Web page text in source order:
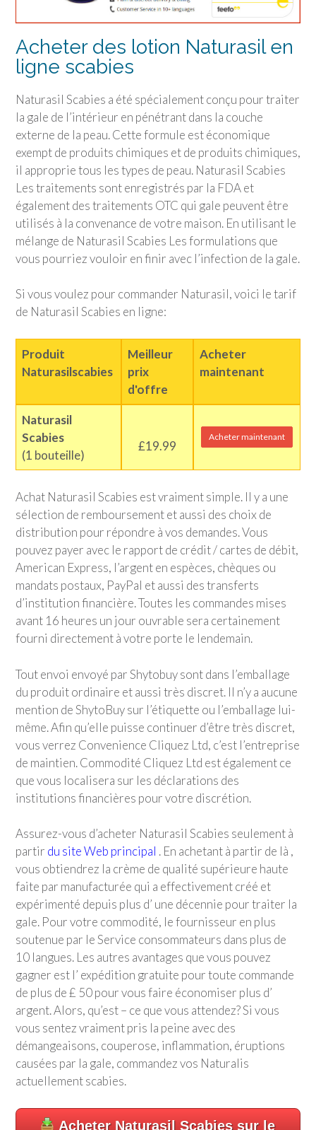
Acheter des lotion Naturasil en
ligne scabies
Naturasil Scabies a été spécialement conçu pour traiter
la gale de l’intérieur en pénétrant dans la couche
externe de la peau. Cette formule est économique
exempt de produits chimiques et de produits chimiques,
il approprie tous les types de peau. Naturasil Scabies
Les traitements sont enregistrés par la FDA et
également des traitements OTC qui gale peuvent être
utilisés à la convenance de votre maison. En utilisant le
mélange de Naturasil Scabies Les formulations que
vous pourriez vouloir en finir avec l’infection de la gale.
Si vous voulez pour commander Naturasil, voici le tarif
de Naturasil Scabies en ligne:
Produit
Naturasilscabies
Meilleur
prix
d'offre
Acheter
maintenant
Naturasil
Scabies
(1 bouteille)
£19.99
Acheter maintenant
Achat Naturasil Scabies est vraiment simple. Il y a une
sélection de remboursement et aussi des choix de
distribution pour répondre à vos demandes. Vous
pouvez payer avec le rapport de crédit / cartes de débit,
American Express, l’argent en espèces, chèques ou
mandats postaux, PayPal et aussi des transferts
d’institution financière. Toutes les commandes mises
avant 16 heures un jour ouvrable sera certainement
fourni directement à votre porte le lendemain.
Tout envoi envoyé par Shytobuy sont dans l’emballage
du produit ordinaire et aussi très discret. Il n’y a aucune
mention de ShytoBuy sur l’étiquette ou l’emballage lui-
même. Afin qu’elle puisse continuer d’être très discret,
vous verrez Convenience Cliquez Ltd, c’est l’entreprise
de maintien. Commodité Cliquez Ltd est également ce
que vous localisera sur les déclarations des
institutions financières pour votre discrétion.
Assurez-vous d’acheter Naturasil Scabies seulement à
partir du site Web principal . En achetant à partir de là ,
vous obtiendrez la crème de qualité supérieure haute
faite par manufacturée qui a effectivement créé et
expérimenté depuis plus d’ une décennie pour traiter la
gale. Pour votre commodité, le fournisseur en plus
soutenue par le Service consommateurs dans plus de
10 langues. Les autres avantages que vous pouvez
gagner est l’ expédition gratuite pour toute commande
de plus de £ 50 pour vous faire économiser plus d’
argent. Alors, qu’est – ce que vous attendez? Si vous
vous sentez vraiment pris la peine avec des
démangeaisons, couperose, inflammation, éruptions
causées par la gale, commandez vos Naturalis
actuellement scabies.
Acheter Naturasil Scabies sur le